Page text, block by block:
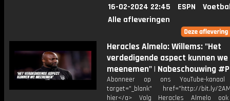
16-02-2024 22:45 ESPN
Alle afleveringen
Heracles Almelo: Willems: "Het
verdedigende aspect kunnen we
meenemen" | Nabeschouwing
Abonneer op ons YouTube-
target="_blank" href="http://bit.ly/
hier</a> Volg Heracles Almelo